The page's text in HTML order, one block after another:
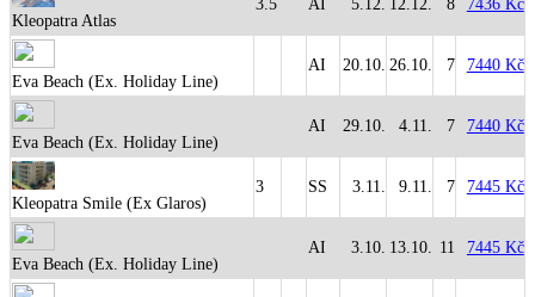
Kleopatra Atlas
3.5 AI 5.12. 12.12. 8 7436 Kč
Eva Beach (Ex. Holiday Line)
AI 20.10. 26.10. 7 7440 Kč
Eva Beach (Ex. Holiday Line)
AI 29.10. 4.11. 7 7440 Kč
Kleopatra Smile (Ex Glaros)
3 SS 3.11. 9.11. 7 7445 Kč
Eva Beach (Ex. Holiday Line)
AI 3.10. 13.10. 11 7445 Kč